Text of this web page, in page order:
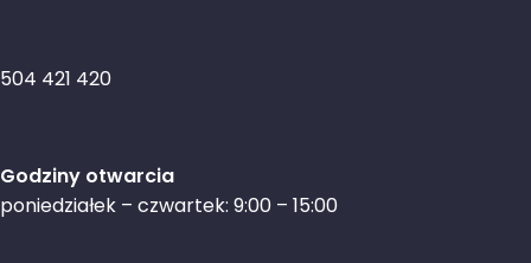
504 421 420
Godziny otwarcia
poniedziałek – czwartek: 9:00 – 15:00